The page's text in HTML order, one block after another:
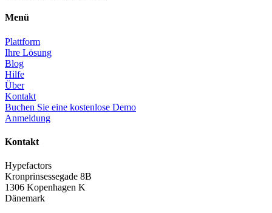
Menü
Plattform
Ihre Lösung
Blog
Hilfe
Über
Kontakt
Buchen Sie eine kostenlose Demo
Anmeldung
Kontakt
Hypefactors
Kronprinsessegade 8B
1306 Kopenhagen K
Dänemark